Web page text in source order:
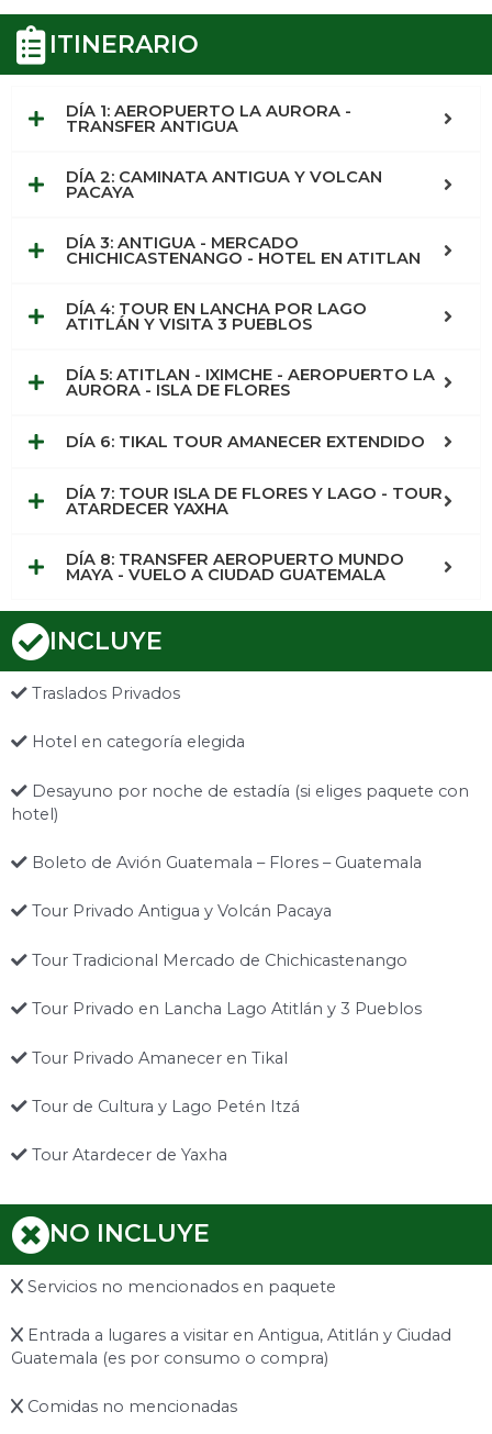
ITINERARIO
DÍA 1: AEROPUERTO LA AURORA -
TRANSFER ANTIGUA
DÍA 2: CAMINATA ANTIGUA Y VOLCAN
PACAYA
DÍA 3: ANTIGUA - MERCADO
CHICHICASTENANGO - HOTEL EN ATITLAN
DÍA 4: TOUR EN LANCHA POR LAGO
ATITLÁN Y VISITA 3 PUEBLOS
DÍA 5: ATITLAN - IXIMCHE - AEROPUERTO LA
AURORA - ISLA DE FLORES
DÍA 6: TIKAL TOUR AMANECER EXTENDIDO
DÍA 7: TOUR ISLA DE FLORES Y LAGO - TOUR
ATARDECER YAXHA
DÍA 8: TRANSFER AEROPUERTO MUNDO
MAYA - VUELO A CIUDAD GUATEMALA
INCLUYE
Traslados Privados
Hotel en categoría elegida
Desayuno por noche de estadía (si eliges paquete con
hotel)
Boleto de Avión Guatemala – Flores – Guatemala
Tour Privado Antigua y Volcán Pacaya
Tour Tradicional Mercado de Chichicastenango
Tour Privado en Lancha Lago Atitlán y 3 Pueblos
Tour Privado Amanecer en Tikal
Tour de Cultura y Lago Petén Itzá
Tour Atardecer de Yaxha
NO INCLUYE
Servicios no mencionados en paquete
Entrada a lugares a visitar en Antigua, Atitlán y Ciudad
Guatemala (es por consumo o compra)
Comidas no mencionadas